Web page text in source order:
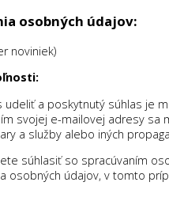
osobných údajov:
noviniek)
udeliť a poskytnutý súhlas je
svojej e-mailovej adresy sa
a služby alebo iných
súhlasiť so spracúvaním
osobných údajov, v tomto